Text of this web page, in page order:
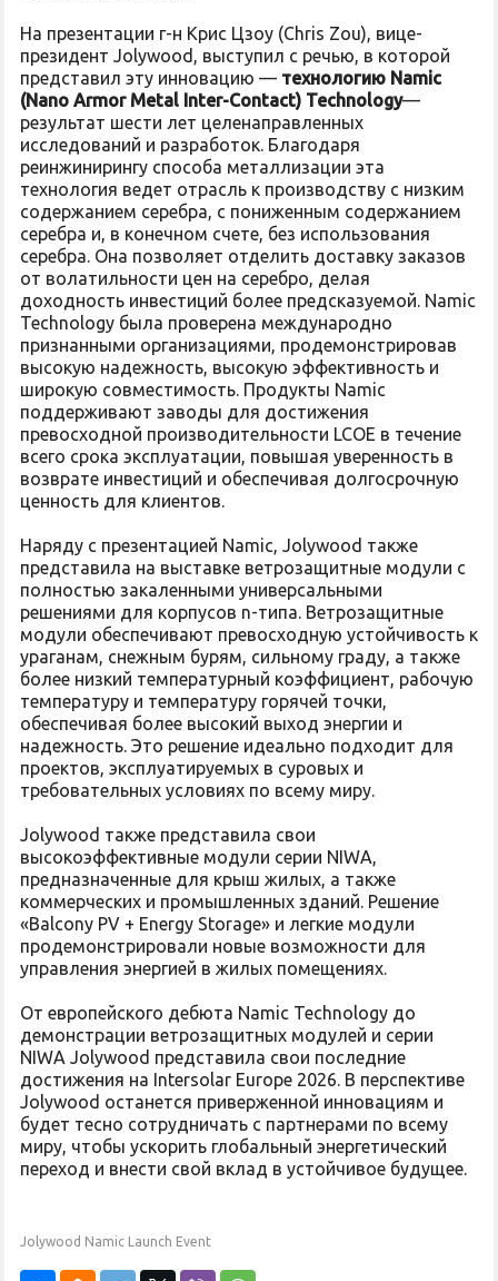
На презентации г-н Крис Цзоу (Chris Zou), вице-
президент Jolywood, выступил с речью, в которой
представил эту инновацию — технологию Namic
(Nano Armor Metal Inter-Contact) Technology—
результат шести лет целенаправленных
исследований и разработок. Благодаря
реинжинирингу способа металлизации эта
технология ведет отрасль к производству с низким
содержанием серебра, с пониженным содержанием
серебра и, в конечном счете, без использования
серебра. Она позволяет отделить доставку заказов
от волатильности цен на серебро, делая
доходность инвестиций более предсказуемой. Namic
Technology была проверена международно
признанными организациями, продемонстрировав
высокую надежность, высокую эффективность и
широкую совместимость. Продукты Namic
поддерживают заводы для достижения
превосходной производительности LCOE в течение
всего срока эксплуатации, повышая уверенность в
возврате инвестиций и обеспечивая долгосрочную
ценность для клиентов.
Наряду с презентацией Namic, Jolywood также
представила на выставке ветрозащитные модули с
полностью закаленными универсальными
решениями для корпусов n-типа. Ветрозащитные
модули обеспечивают превосходную устойчивость к
ураганам, снежным бурям, сильному граду, а также
более низкий температурный коэффициент, рабочую
температуру и температуру горячей точки,
обеспечивая более высокий выход энергии и
надежность. Это решение идеально подходит для
проектов, эксплуатируемых в суровых и
требовательных условиях по всему миру.
Jolywood также представила свои
высокоэффективные модули серии NIWA,
предназначенные для крыш жилых, а также
коммерческих и промышленных зданий. Решение
«Balcony PV + Energy Storage» и легкие модули
продемонстрировали новые возможности для
управления энергией в жилых помещениях.
От европейского дебюта Namic Technology до
демонстрации ветрозащитных модулей и серии
NIWA Jolywood представила свои последние
достижения на Intersolar Europe 2026. В перспективе
Jolywood останется приверженной инновациям и
будет тесно сотрудничать с партнерами по всему
миру, чтобы ускорить глобальный энергетический
переход и внести свой вклад в устойчивое будущее.
Jolywood Namic Launch Event